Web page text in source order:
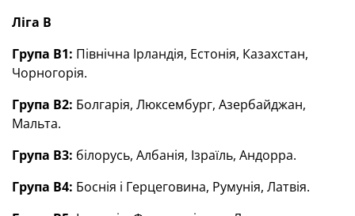
Ліга В
Група В1: Північна Ірландія, Естонія, Казахстан,
Чорногорія.
Група В2: Болгарія, Люксембург, Азербайджан,
Мальта.
Група В3: білорусь, Албанія, Ізраїль, Андорра.
Група В4: Боснія і Герцеговина, Румунія, Латвія.